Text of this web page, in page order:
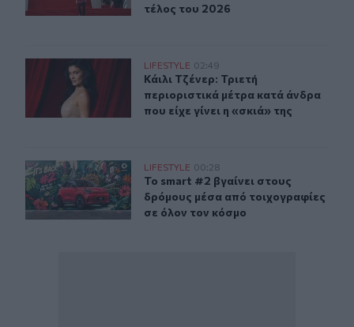
τέλος του 2026
Κάιλι Τζένερ: Τριετή περιοριστικά μέτρα κατά άνδρα
LIFESTYLE 02:49
Κάιλι Τζένερ: Τριετή περιοριστικά
Κάιλι Τζένερ: Τριετή
περιοριστικά μέτρα κατά άνδρα
που είχε γίνει η «σκιά» της
Το smart #2 βγαίνει στους δρόμους μέσα από
LIFESTYLE 00:28
Το smart #2 βγαίνει στους
Το smart #2 βγαίνει στους
δρόμους μέσα από τοιχογραφίες
σε όλον τον κόσμο